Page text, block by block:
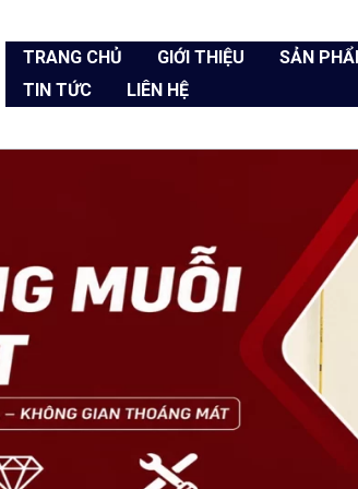
TRANG CHỦ GIỚI THIỆU SẢN
TIN TỨC
LIÊN HỆ